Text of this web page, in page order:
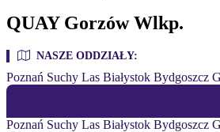
QUAY Gorzów Wlkp.
NASZE ODDZIAŁY:
Poznań Suchy Las Białystok Bydgoszcz
Poznań Suchy Las Białystok Bydgoszcz